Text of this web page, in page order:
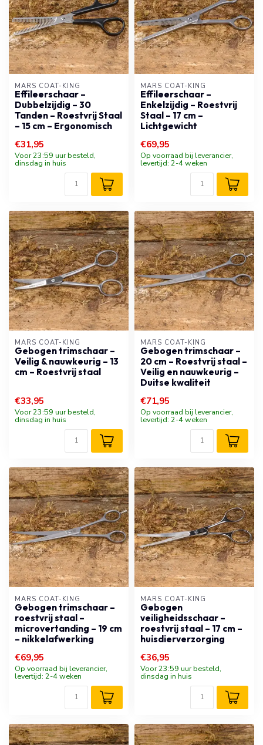
MARS COAT-KING
Effileerschaar –
Dubbelzijdig – 30
Tanden – Roestvrij Staal
– 15 cm – Ergonomisch
€31,95
Voor 23:59 uur besteld,
dinsdag in huis
MARS COAT-KING
Effileerschaar –
Enkelzijdig – Roestvrij
Staal – 17 cm –
Lichtgewicht
€69,95
Op voorraad bij leverancier,
levertijd: 2-4 weken
MARS COAT-KING
Gebogen trimschaar –
Veilig & nauwkeurig – 13
cm – Roestvrij staal
€33,95
Voor 23:59 uur besteld,
dinsdag in huis
MARS COAT-KING
Gebogen trimschaar –
20 cm – Roestvrij staal –
Veilig en nauwkeurig –
Duitse kwaliteit
€71,95
Op voorraad bij leverancier,
levertijd: 2-4 weken
MARS COAT-KING
Gebogen trimschaar –
roestvrij staal –
microvertanding – 19 cm
– nikkelafwerking
€69,95
Op voorraad bij leverancier,
levertijd: 2-4 weken
MARS COAT-KING
Gebogen
veiligheidsschaar –
roestvrij staal – 17 cm –
huisdierverzorging
€36,95
Voor 23:59 uur besteld,
dinsdag in huis